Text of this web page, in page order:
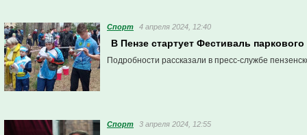
Спорт 4 апреля 2024, 12:40
В Пензе стартует Фестиваль
Подробности рассказали в пресс-службе
Спорт 3 апреля 2024, 12:55